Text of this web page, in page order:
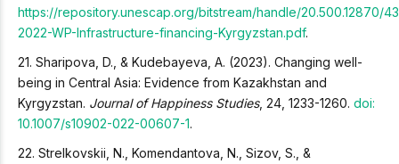
https://repository.unescap.org/bitstream/handle/20.500.12870/
2022-WP-Infrastructure-financing-Kyrgyzstan.pdf.
21. Sharipova, D., & Kudebayeva, A. (2023). Changing well-
being in Central Asia: Evidence from Kazakhstan and
Kyrgyzstan. Journal of Happiness Studies, 24, 1233-1260. doi:
10.1007/s10902-022-00607-1.
22. Strelkovskii, N., Komendantova, N., Sizov, S., &